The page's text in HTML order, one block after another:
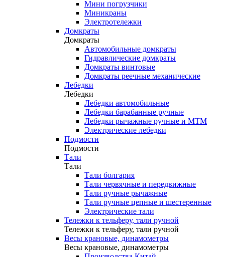
Мини погрузчики
Миникраны
Электротележки
Домкраты
Домкраты
Автомобильные домкраты
Гидравлические домкраты
Домкраты винтовые
Домкраты реечные механические
Лебедки
Лебедки
Лебедки автомобильные
Лебедки барабанные ручные
Лебедки рычажные ручные и МТМ
Электрические лебедки
Подмости
Подмости
Тали
Тали
Тали болгария
Тали червячные и передвижные
Тали ручные рычажные
Тали ручные цепные и шестеренные
Электрические тали
Тележки к тельферу, тали ручной
Тележки к тельферу, тали ручной
Весы крановые, динамометры
Весы крановые, динамометры